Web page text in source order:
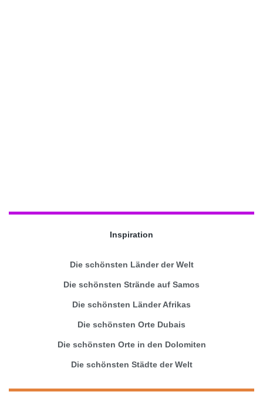
Inspiration
Die schönsten Länder der Welt
Die schönsten Strände auf Samos
Die schönsten Länder Afrikas
Die schönsten Orte Dubais
Die schönsten Orte in den Dolomiten
Die schönsten Städte der Welt